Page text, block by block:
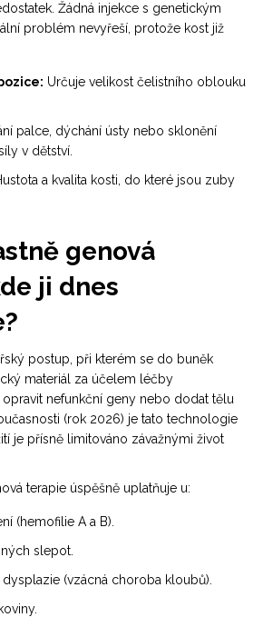
Žádná injekce s genetickým
problém nevyřeší, protože kost již
Určuje velikost čelistního oblouku
palce, dýchání ústy nebo sklonění
v dětství.
a kvalita kosti, do které jsou zuby
genová
ji dnes
postup, při kterém se do buněk
materiál za účelem léčby
nefunkční geny nebo dodat tělu
(rok 2026) je tato technologie
je přísně limitováno závažnými život
terapie úspěšně uplatňuje u:
(hemofilie A a B).
slepot.
(vzácná choroba kloubů).